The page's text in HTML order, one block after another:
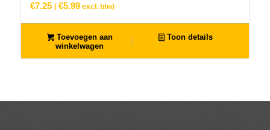
€7.25 ( €5.99excl. btw)
Toevoegen aan
winkelwagen
Toon details